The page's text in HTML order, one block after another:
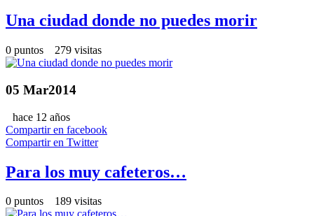
Una ciudad donde no puedes morir
0 puntos 279 visitas
05 Mar2014
hace 12 años
Compartir en facebook
Compartir en Twitter
Para los muy cafeteros…
0 puntos 189 visitas